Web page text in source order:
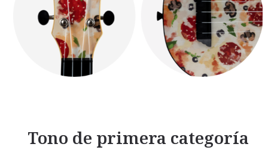
Tono de primera categoría